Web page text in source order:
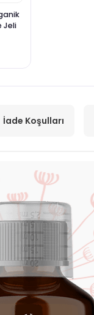
Jeli
İade Koşulları